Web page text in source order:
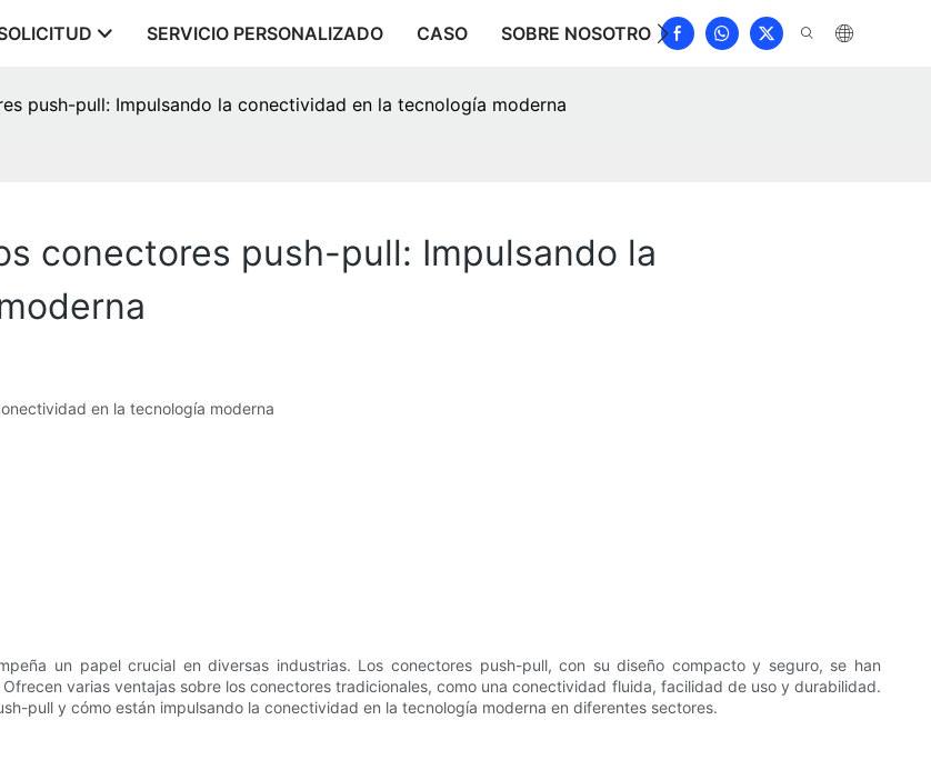
SERVICIO PERSONALIZADO CASO SOBRE NOSOTROS NOTICIAS DESCARGAR
push-pull: Impulsando la conectividad en la tecnología moderna
conectores push-pull: Impulsando la
en la tecnología moderna
un papel crucial en diversas industrias. Los conectores push-pull, con su diseño compacto y seguro, se han
varias ventajas sobre los conectores tradicionales, como una conectividad fluida, facilidad de uso y durabilidad.
pull y cómo están impulsando la conectividad en la tecnología moderna en diferentes sectores.